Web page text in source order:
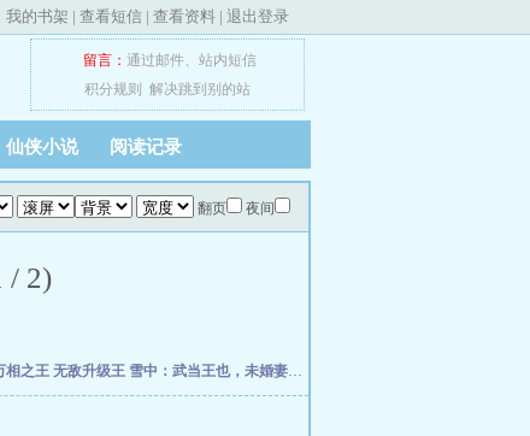
我的书架 | 查看短信 | 查看资料 | 退出登录
留言： 通过邮件、 站内短信
积分规则
解决跳到别的站
仙侠小说 阅读记录
翻页 夜间
/ 2)
相之王 无敌升级王 雪中：武当王也，未婚妻徐渭熊